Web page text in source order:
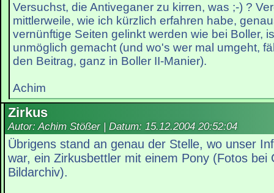
Versuchst, die Antiveganer zu kirren, was ;-) ?
mittlerweile, wie ich kürzlich erfahren habe,
vernünftige Seiten gelinkt werden wie bei Boller,
unmöglich gemacht (und wo's wer mal umgeht,
den Beitrag, ganz in Boller II-Manier).
Achim
Zirkus
Autor: Achim Stößer | Datum: 15.12.2004 20:52:04
Übrigens stand an genau der Stelle, wo unser
war, ein Zirkusbettler mit einem Pony (Fotos bei
Bildarchiv).